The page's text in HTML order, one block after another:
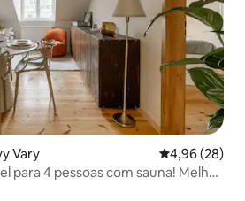
Vary 4,96 de uma
4,96 (28)
para 4 pessoas com sauna! Melhor